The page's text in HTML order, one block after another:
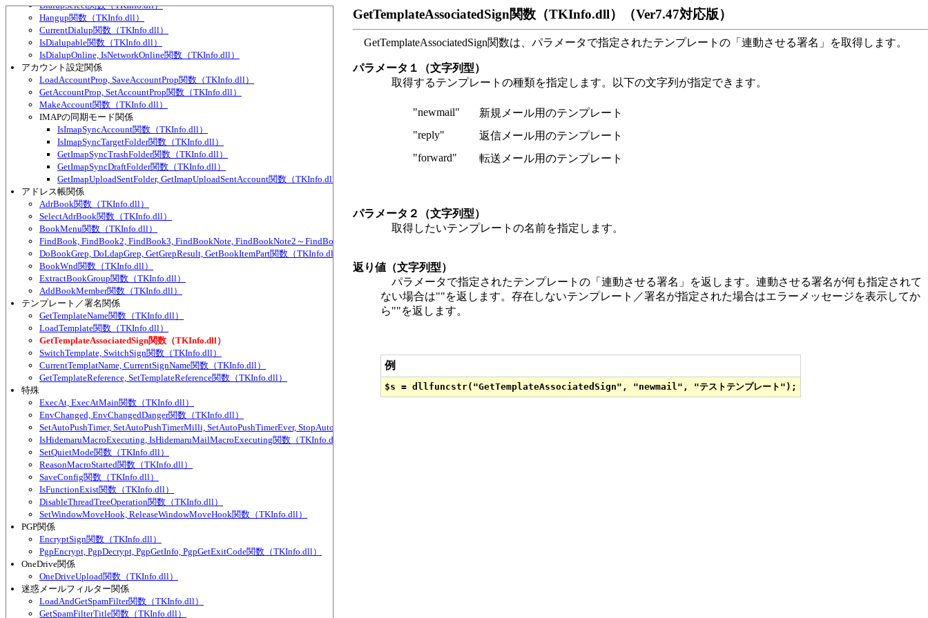
DialupSelect関数（TKInfo.dll）
Hangup関数（TKInfo.dll）
CurrentDialup関数（TKInfo.dll）
IsDialupable関数（TKInfo.dll）
IsDialupOnline, IsNetworkOnline関数（TKInfo.dll）
アカウント設定関係
LoadAccountProp, SaveAccountProp関数（TKInfo.dll）
GetAccountProp, SetAccountProp関数（TKInfo.dll）
MakeAccount関数（TKInfo.dll）
IMAPの同期モード関係
IsImapSyncAccount関数（TKInfo.dll）
IsImapSyncTargetFolder関数（TKInfo.dll）
GetImapSyncTrashFolder関数（TKInfo.dll）
GetImapSyncDraftFolder関数（TKInfo.dll）
GetImapUploadSentFolder, GetImapUploadSentAccount関数（TKInfo.dll）
アドレス帳関係
AdrBook関数（TKInfo.dll）
SelectAdrBook関数（TKInfo.dll）
BookMenu関数（TKInfo.dll）
FindBook, FindBook2, FindBook3, FindBookNote, FindBookNote2～FindBookNote8, FindBookDate, FindBookGroup, FindBookGroupPath関数（TKInfo.dll）
DoBookGrep, DoLdapGrep, GetGrepResult, GetBookItemPart関数（TKInfo.dll）
BookWnd関数（TKInfo.dll）
ExtractBookGroup関数（TKInfo.dll）
AddBookMember関数（TKInfo.dll）
テンプレート／署名関係
GetTemplateName関数（TKInfo.dll）
LoadTemplate関数（TKInfo.dll）
GetTemplateAssociatedSign関数（TKInfo.dll）
SwitchTemplate, SwitchSign関数（TKInfo.dll）
CurrentTemplatName, CurrentSignName関数（TKInfo.dll）
GetTemplateReference, SetTemplateReference関数（TKInfo.dll）
特殊
ExecAt, ExecAtMain関数（TKInfo.dll）
EnvChanged, EnvChangedDanger関数（TKInfo.dll）
SetAutoPushTimer, SetAutoPushTimerMilli, SetAutoPushTimerEver, StopAutoPushTimer関数（TKInfo.dll）
IsHidemaruMacroExecuting, IsHidemaruMailMacroExecuting関数（TKInfo.dll）
SetQuietMode関数（TKInfo.dll）
ReasonMacroStarted関数（TKInfo.dll）
SaveConfig関数（TKInfo.dll）
IsFunctionExist関数（TKInfo.dll）
DisableThreadTreeOperation関数（TKInfo.dll）
SetWindowMoveHook, ReleaseWindowMoveHook関数（TKInfo.dll）
PGP関係
EncryptSign関数（TKInfo.dll）
PgpEncrypt, PgpDecrypt, PgpGetInfo, PgpGetExitCode関数（TKInfo.dll）
OneDrive関係
OneDriveUpload関数（TKInfo.dll）
迷惑メールフィルター関係
LoadAndGetSpamFilter関数（TKInfo.dll）
GetSpamFilterTitle関数（TKInfo.dll）
GetTemplateAssociatedSign関数（TKInfo.dll）（Ver7.47対応版）
GetTemplateAssociatedSign関数は、パラメータで指定されたテンプレートの「連動させる署名」を取得します。
パラメータ１（文字列型）
取得するテンプレートの種類を指定します。以下の文字列が指定できます。
"newmail"
新規メール用のテンプレート
"reply"
返信メール用のテンプレート
"forward"
転送メール用のテンプレート
パラメータ２（文字列型）
取得したいテンプレートの名前を指定します。
返り値（文字列型）
パラメータで指定されたテンプレートの「連動させる署名」を返します。連動させる署名が何も指定されて
ない場合は""を返します。存在しないテンプレート／署名が指定された場合はエラーメッセージを表示してか
ら""を返します。
例